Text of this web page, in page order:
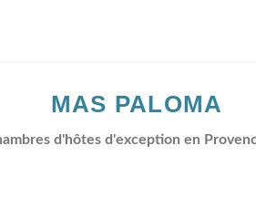
MAS PALOMA
d'hôtes d'exception en